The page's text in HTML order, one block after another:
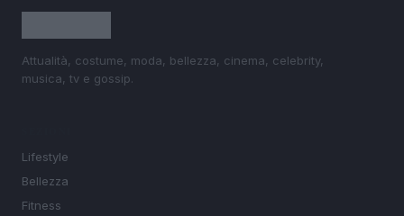
Attualità, costume, moda, bellezza, cinema, celebrity,
musica, tv e gossip.
Lifestyle
Bellezza
Fitness